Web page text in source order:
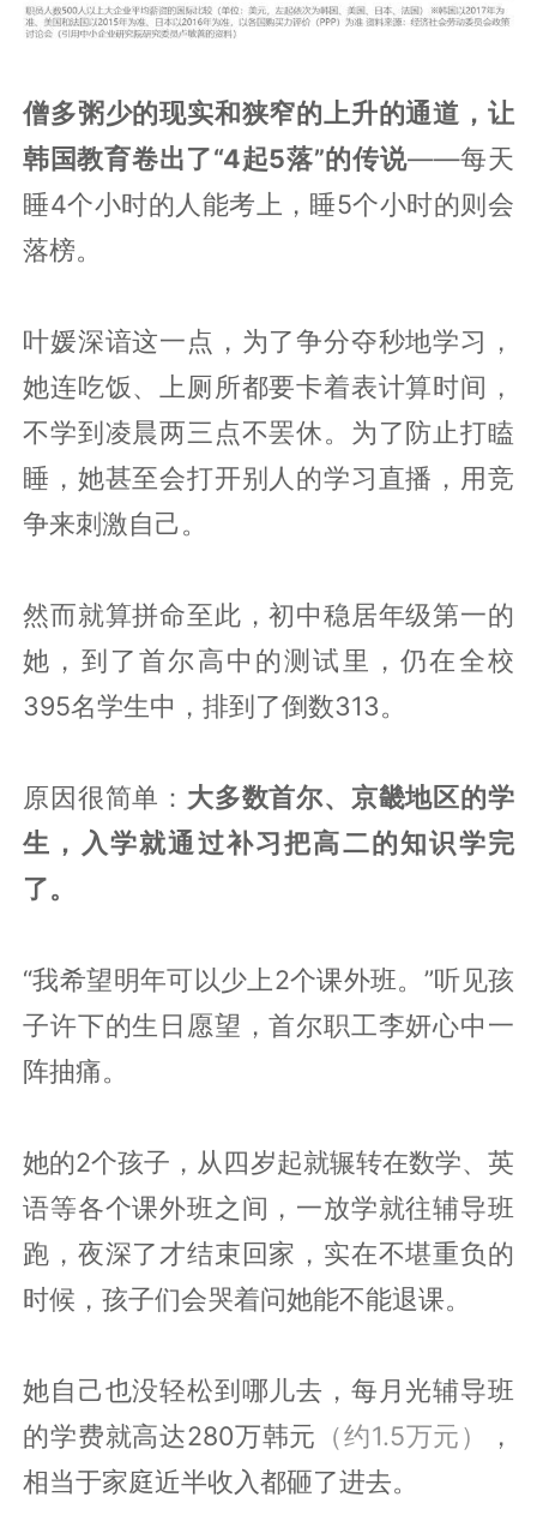
僧多粥少的现实和狭窄的上升的通道，让
韩国教育卷出了“4起5落”的传说——每天
睡4个小时的人能考上，睡5个小时的则会
落榜。
叶媛深谙这一点，为了争分夺秒地学习，
她连吃饭、上厕所都要卡着表计算时间，
不学到凌晨两三点不罢休。为了防止打瞌
睡，她甚至会打开别人的学习直播，用竞
争来刺激自己。
然而就算拼命至此，初中稳居年级第一的
她，到了首尔高中的测试里，仍在全校
395名学生中，排到了倒数313。
原因很简单： 大多数首尔、京畿地区的学
生，入学就通过补习把高二的知识学完
了。
“我希望明年可以少上2个课外班。”听见孩
子许下的生日愿望，首尔职工李妍心中一
阵抽痛。
她的2个孩子，从四岁起就辗转在数学、英
语等各个课外班之间，一放学就往辅导班
跑，夜深了才结束回家，实在不堪重负的
时候，孩子们会哭着问她能不能退课。
她自己也没轻松到哪儿去，每月光辅导班
的学费就高达280万韩元 （约1.5万元）
，
相当于家庭近半收入都砸了进去。